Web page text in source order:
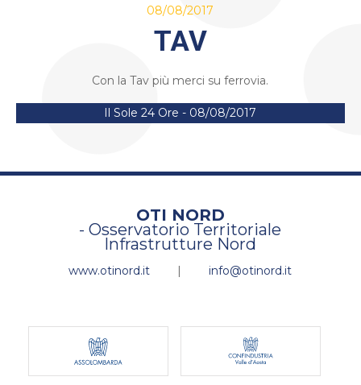
08/08/2017
TAV
Con la Tav più merci su ferrovia.
Il Sole 24 Ore - 08/08/2017
OTI NORD
- Osservatorio Territoriale
Infrastrutture Nord
www.otinord.it | info@otinord.it